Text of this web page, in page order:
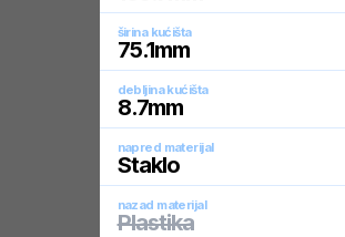
širina kućišta
75.1mm
debljina kućišta
8.7mm
napred materijal
Staklo
nazad materijal
Plastika